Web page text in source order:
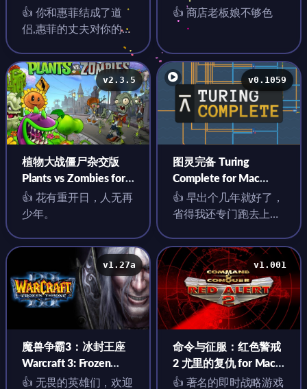
v1.2.111.259 中文移植
版
👍 你和惠菲结成了道
侣,惠菲的丈夫对你的亲
终业 中文移植版
👍 商店老板娘不够色
v2.3.5
植物大战僵尸杂交版
Plants vs Zombies for
Mac v2.3.5 中文移植版
👍 花有重开日，人无再
少年。
v0.1059
图灵完备 Turing
Complete for Mac
v0.1059 英文原生版
👍 早出个几年就好了，
省得我还专门跑去上大
v1.27a
魔兽争霸3：冰封王座
Warcraft 3: Frozen
Throne for mac v1.27a
👍 无畏的英雄们，欢迎
v1.001
命令与征服：红色警戒
2 尤里的复仇 for Mac
v1.001 中文移植版
👍 著名的即时战略游戏